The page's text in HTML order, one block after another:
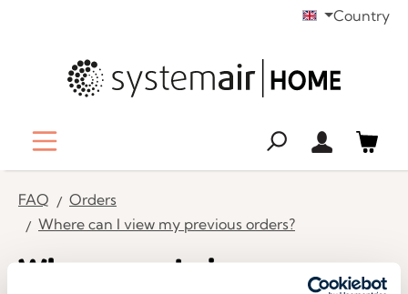
Country
FAQ
Orders
Where can I view my previous orders?
Where can I view my